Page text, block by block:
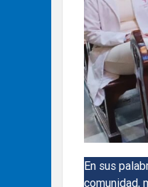
En sus
comunidad,